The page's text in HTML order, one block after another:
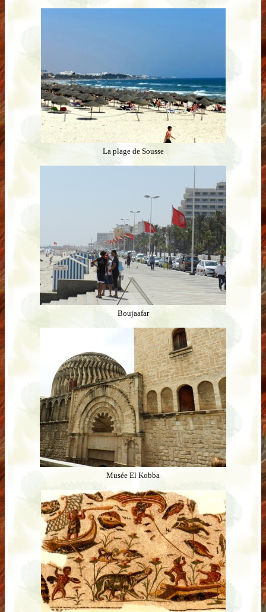
La plage de Sousse
Boujaafar
Musée El Kobba